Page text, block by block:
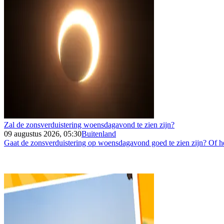
Zal de zonsverduistering woensdagavond te zien zijn?
09 augustus 2026, 05:30Buitenland
Gaat de zonsverduistering op woensdagavond goed te zien zijn? Of